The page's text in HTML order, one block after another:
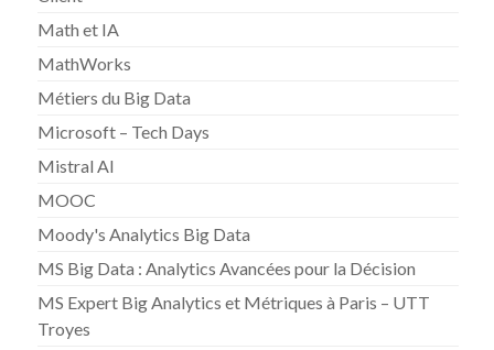
Math et IA
MathWorks
Métiers du Big Data
Microsoft – Tech Days
Mistral AI
MOOC
Moody's Analytics Big Data
MS Big Data : Analytics Avancées pour la Décision
MS Expert Big Analytics et Métriques à Paris – UTT
Troyes